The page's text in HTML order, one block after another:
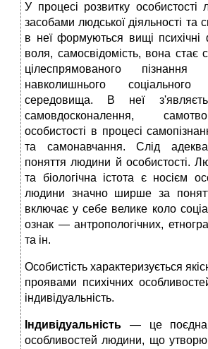
У процесі розвитку особистості
засобами людської діяльності та
в неї формуються вищі психічні
воля, самосвідомість, вона стає
цілеспрямованого
навколишнього
середовища. В неї
самовдосконалення,
особистості в процесі
та самонавчання. Слід
поняття людини й особистості.
та біологічна істота є носієм
людини значно ширше за
включає у себе велике коло
ознак — антропологічних,
та ін.
Особистість характеризується
проявами психічних
індивідуальність.
Індивідуальність — це
особливостей людини, що